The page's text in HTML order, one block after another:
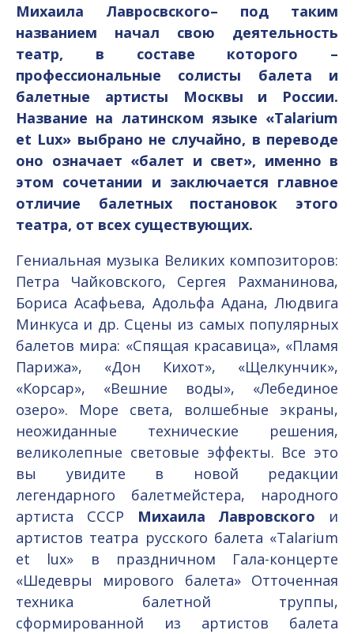
Михаила Лавросвского– под таким
названием начал свою деятельность
театр, в составе которого –
профессиональные солисты балета и
балетные артисты Москвы и России.
Название на латинском языке «Talarium
et Lux» выбрано не случайно, в переводе
оно означает «балет и свет», именно в
этом сочетании и заключается главное
отличие балетных постановок этого
театра, от всех существующих.
Гениальная музыка Великих композиторов:
Петра Чайковского, Сергея Рахманинова,
Бориса Асафьева, Адольфа Адана, Людвига
Минкуса и др. Сцены из самых популярных
балетов мира: «Спящая красавица», «Пламя
Парижа», «Дон Кихот», «Щелкунчик»,
«Корсар», «Вешние воды», «Лебединое
озеро». Море света, волшебные экраны,
неожиданные технические решения,
великолепные световые эффекты. Все это
вы увидите в новой редакции
легендарного балетмейстера, народного
артиста СССР
Михаила Лавровского и
артистов театра русского балета «Talarium
et lux» в праздничном Гала-концерте
«Шедевры мирового балета» Отточенная
техника балетной труппы,
сформированной из артистов балета